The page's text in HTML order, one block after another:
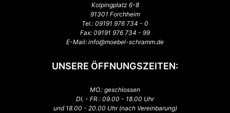
Kolpingplatz 6-8
91301 Forchheim
Tel.: 09191 976 734 - 0
Fax: 09191 976 734 - 99
E-Mail: info@moebel-schramm.de
UNSERE ÖFFNUNGSZEITEN:
MO.: geschlossen
DI. - FR.: 09.00 - 18.00 Uhr
und 18.00 - 20.00 Uhr (nach Vereinbarung)